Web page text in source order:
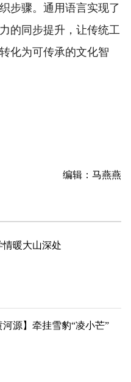
步骤。通用语言实现了
的同步提升，让传统工
化为可传承的文化智
编辑：马燕燕
情暖大山深处
河源】牵挂雪豹“凌小芒”